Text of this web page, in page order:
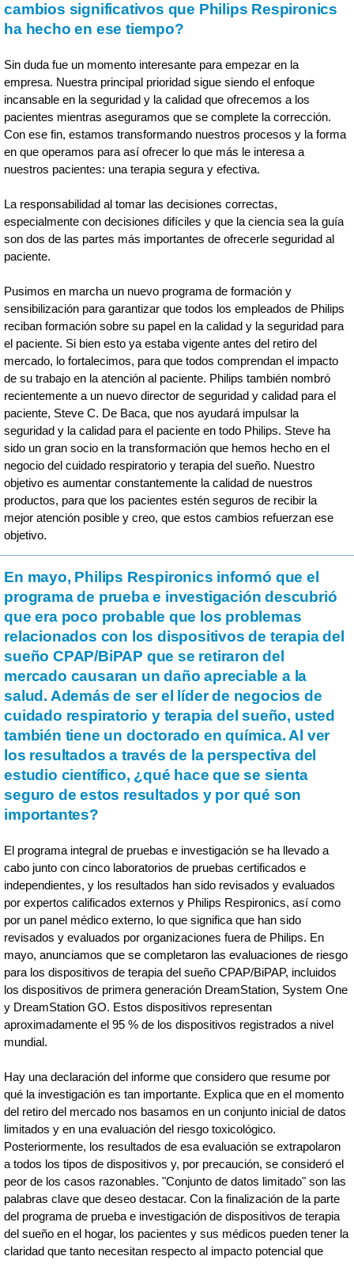
cambios significativos que Philips Respironics
ha hecho en ese tiempo?
Sin duda fue un momento interesante para empezar en la
empresa. Nuestra principal prioridad sigue siendo el enfoque
incansable en la seguridad y la calidad que ofrecemos a los
pacientes mientras aseguramos que se complete la corrección.
Con ese fin, estamos transformando nuestros procesos y la forma
en que operamos para así ofrecer lo que más le interesa a
nuestros pacientes: una terapia segura y efectiva.
La responsabilidad al tomar las decisiones correctas,
especialmente con decisiones difíciles y que la ciencia sea la guía
son dos de las partes más importantes de ofrecerle seguridad al
paciente.
Pusimos en marcha un nuevo programa de formación y
sensibilización para garantizar que todos los empleados de Philips
reciban formación sobre su papel en la calidad y la seguridad para
el paciente. Si bien esto ya estaba vigente antes del retiro del
mercado, lo fortalecimos, para que todos comprendan el impacto
de su trabajo en la atención al paciente. Philips también nombró
recientemente a un nuevo director de seguridad y calidad para el
paciente, Steve C. De Baca, que nos ayudará impulsar la
seguridad y la calidad para el paciente en todo Philips. Steve ha
sido un gran socio en la transformación que hemos hecho en el
negocio del cuidado respiratorio y terapia del sueño. Nuestro
objetivo es aumentar constantemente la calidad de nuestros
productos, para que los pacientes estén seguros de recibir la
mejor atención posible y creo, que estos cambios refuerzan ese
objetivo.
En mayo, Philips Respironics informó que el
programa de prueba e investigación descubrió
que era poco probable que los problemas
relacionados con los dispositivos de terapia del
sueño CPAP/BiPAP que se retiraron del
mercado causaran un daño apreciable a la
salud. Además de ser el líder de negocios de
cuidado respiratorio y terapia del sueño, usted
también tiene un doctorado en química. Al ver
los resultados a través de la perspectiva del
estudio científico, ¿qué hace que se sienta
seguro de estos resultados y por qué son
importantes?
El programa integral de pruebas e investigación se ha llevado a
cabo junto con cinco laboratorios de pruebas certificados e
independientes, y los resultados han sido revisados y evaluados
por expertos calificados externos y Philips Respironics, así como
por un panel médico externo, lo que significa que han sido
revisados y evaluados por organizaciones fuera de Philips. En
mayo, anunciamos que se completaron las evaluaciones de riesgo
para los dispositivos de terapia del sueño CPAP/BiPAP, incluidos
los dispositivos de primera generación DreamStation, System One
y DreamStation GO. Estos dispositivos representan
aproximadamente el 95 % de los dispositivos registrados a nivel
mundial.
Hay una declaración del informe que considero que resume por
qué la investigación es tan importante. Explica que en el momento
del retiro del mercado nos basamos en un conjunto inicial de datos
limitados y en una evaluación del riesgo toxicológico.
Posteriormente, los resultados de esa evaluación se extrapolaron
a todos los tipos de dispositivos y, por precaución, se consideró el
peor de los casos razonables. "Conjunto de datos limitado" son las
palabras clave que deseo destacar. Con la finalización de la parte
del programa de prueba e investigación de dispositivos de terapia
del sueño en el hogar, los pacientes y sus médicos pueden tener la
claridad que tanto necesitan respecto al impacto potencial que